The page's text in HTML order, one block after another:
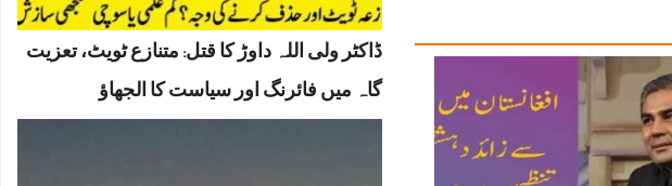
ڈاکٹر ولی اللہ داوڑ کا قتل: متنازع ٹویٹ، تعزیت
گاہ میں فائرنگ اور سیاست کا الجھاؤ